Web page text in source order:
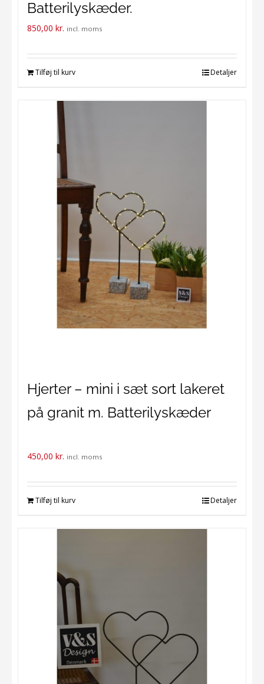
Batterilyskæder.
850,00 kr. incl. moms
Tilføj til kurv Detaljer
Hjerter – mini i sæt sort lakeret
på granit m. Batterilyskæder
450,00 kr. incl. moms
Tilføj til kurv Detaljer